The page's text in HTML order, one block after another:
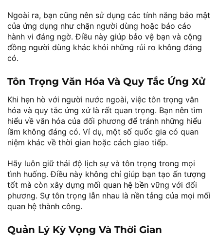
Ngoài ra, bạn cũng nên sử dụng các tính năng bảo mật
của ứng dụng như chặn người dùng hoặc báo cáo
hành vi đáng ngờ. Điều này giúp bảo vệ bạn và cộng
đồng người dùng khác khỏi những rủi ro không đáng
có.
Tôn Trọng Văn Hóa Và Quy Tắc Ứng Xử
Khi hẹn hò với người nước ngoài, việc tôn trọng văn
hóa và quy tắc ứng xử là rất quan trọng. Bạn nên tìm
hiểu về văn hóa của đối phương để tránh những hiểu
lầm không đáng có. Ví dụ, một số quốc gia có quan
niệm khác về thời gian hoặc cách giao tiếp.
Hãy luôn giữ thái độ lịch sự và tôn trọng trong mọi
tình huống. Điều này không chỉ giúp bạn tạo ấn tượng
tốt mà còn xây dựng mối quan hệ bền vững với đối
phương. Sự tôn trọng lẫn nhau là nền tảng của mọi mối
quan hệ thành công.
Quản Lý Kỳ Vọng Và Thời Gian